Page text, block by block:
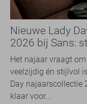
Nieuwe Lady
2026 bij Sans:
travelkwaliteit
Het najaar vraagt
veelzijdig én stijlvol
Day najaarscollectie
klaar voor...